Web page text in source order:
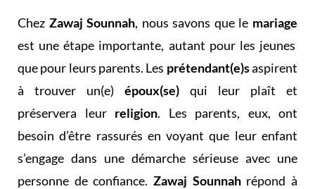
Chez Zawaj Sounnah, nous savons que le mariage
est une étape importante, autant pour les jeunes
que pour leurs parents. Les prétendant(e)saspirent
à trouver un(e) époux(se) qui leur plaît et
préservera leur religion. Les parents, eux, ont
besoin d’être rassurés en voyant que leur enfant
s’engage dans une démarche sérieuse avec une
personne de confiance. Zawaj Sounnah répond à